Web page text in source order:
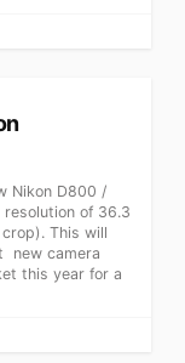
Nikon D800 /
resolution of 36.3
This will
new camera
this year for a